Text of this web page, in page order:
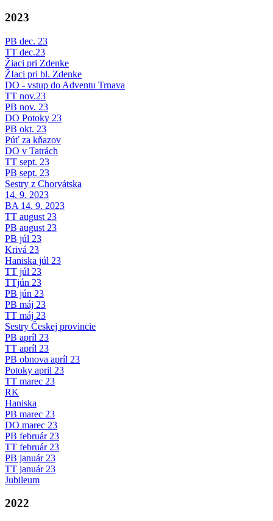
2023
PB dec. 23
TT dec.23
Žiaci pri Zdenke
ŽIaci pri bl. Zdenke
DO - vstup do Adventu Trnava
TT nov.23
PB nov. 23
DO Potoky 23
PB okt. 23
Púť za kňazov
DO v Tatrách
TT sept. 23
PB sept. 23
Sestry z Chorvátska
14. 9. 2023
BA 14. 9. 2023
TT august 23
PB august 23
PB júl 23
Krivá 23
Haniska júl 23
TT júl 23
TTjún 23
PB jún 23
PB máj 23
TT máj 23
Sestry Českej provincie
PB apríl 23
TT apríl 23
PB obnova apríl 23
Potoky april 23
TT marec 23
RK
Haniska
PB marec 23
DO marec 23
PB február 23
TT február 23
PB január 23
TT január 23
Jubileum
2022